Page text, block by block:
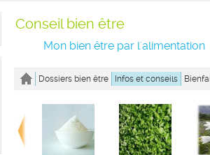
Conseil bien être
Mon bien être par l'alimentation
Dossiers bien être Infos et conseils